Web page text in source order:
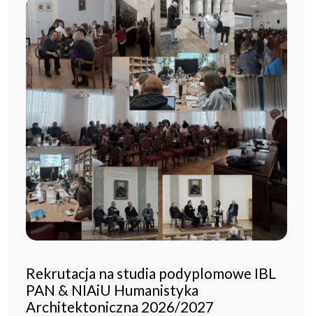
Rekrutacja na studia podyplomowe IBL
PAN & NIAiU Humanistyka
Architektoniczna 2026/2027